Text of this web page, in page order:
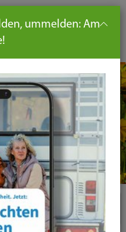
DE
ummelden: Am